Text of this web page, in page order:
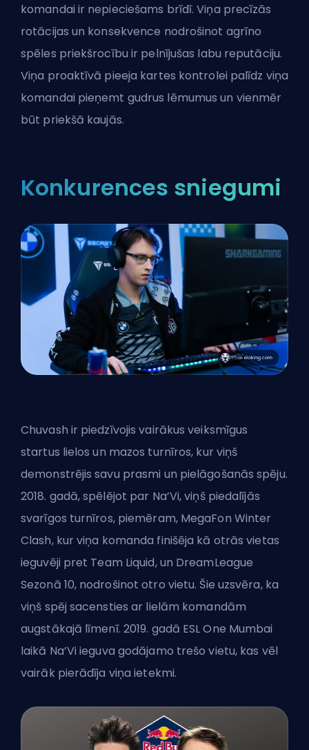
komandai ir nepieciešams brīdī. Viņa precīzās
rotācijas un konsekvence nodrošinot agrīno
spēles priekšrocību ir pelnījušas labu reputāciju.
Viņa proaktīvā pieeja kartes kontrolei palīdz viņa
komandai pieņemt gudrus lēmumus un vienmēr
būt priekšā kaujās.
Konkurences sniegumi
Chuvash ir piedzīvojis vairākus veiksmīgus
startus lielos un mazos turnīros, kur viņš
demonstrējis savu prasmi un pielāgošanās spēju.
2018. gadā, spēlējot par Na’Vi, viņš piedalījās
svarīgos turnīros, piemēram, MegaFon Winter
Clash, kur viņa komanda finišēja kā otrās vietas
ieguvēji pret Team Liquid, un DreamLeague
Sezonā 10, nodrošinot otro vietu. Šie uzsvēra, ka
viņš spēj sacensties ar lielām komandām
augstākajā līmenī. 2019. gadā ESL One Mumbai
laikā Na’Vi ieguva godājamo trešo vietu, kas vēl
vairāk pierādīja viņa ietekmi.